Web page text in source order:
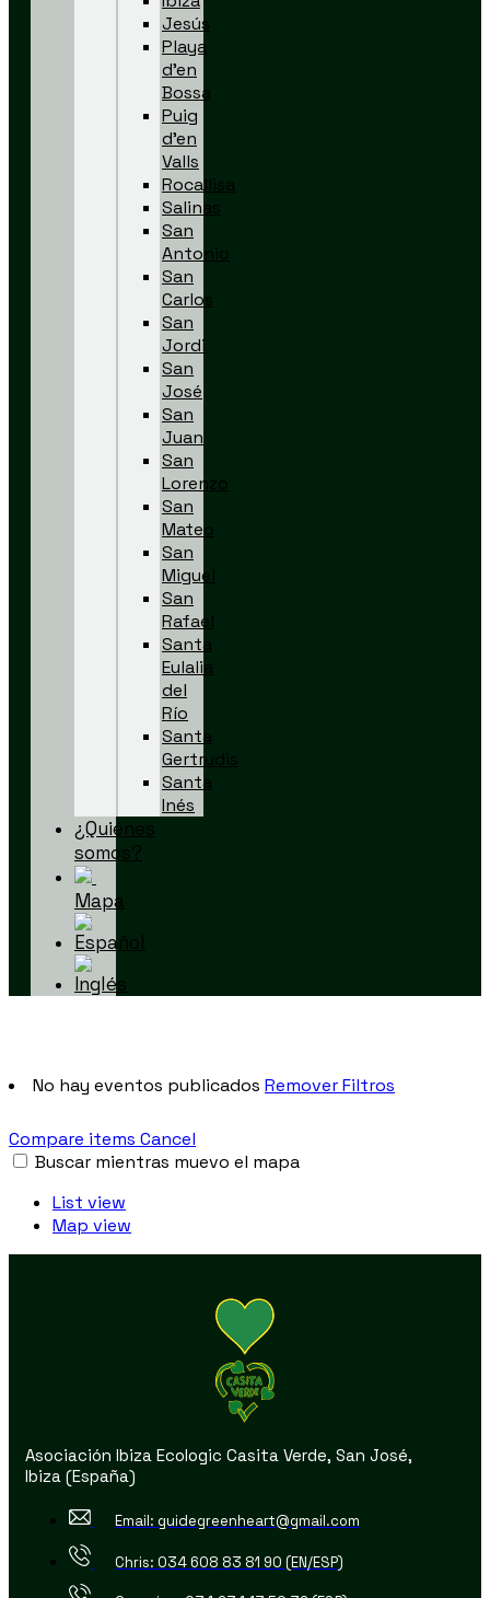
Jesús
Playa
d’en
Bossa
Puig
d’en
Valls
Rocallisa
Salinas
San
Antonio
San
Carlos
San
Jordi
San
José
San
Juan
San
Lorenzo
San
Mateo
San
Miguel
San
Rafael
Santa
Eulalia
del
Río
Santa
Gertrudis
Santa
Inés
¿Quiénes
somos?
Mapa
No hay eventos publicados Remover Filtros
Compare items Cancel
Buscar mientras muevo el mapa
List view
Map view
Asociación Ibiza Ecologic Casita Verde, San José,
Ibiza (España)
Email: guidegreenheart@gmail.com
Chris: 034 608 83 81 90 (EN/ESP)